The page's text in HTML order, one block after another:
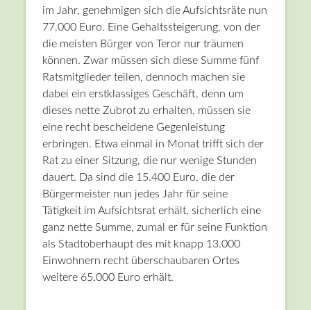
im Jahr, genehmigen sich die Aufsichtsräte nun
77.000 Euro. Eine Gehaltssteigerung, von der
die meisten Bürger von Teror nur träumen
können. Zwar müssen sich diese Summe fünf
Ratsmitglieder teilen, dennoch machen sie
dabei ein erstklassiges Geschäft, denn um
dieses nette Zubrot zu erhalten, müssen sie
eine recht bescheidene Gegenleistung
erbringen. Etwa einmal in Monat trifft sich der
Rat zu einer Sitzung, die nur wenige Stunden
dauert. Da sind die 15.400 Euro, die der
Bürgermeister nun jedes Jahr für seine
Tätigkeit im Aufsichtsrat erhält, sicherlich eine
ganz nette Summe, zumal er für seine Funktion
als Stadtoberhaupt des mit knapp 13.000
Einwohnern recht überschaubaren Ortes
weitere 65.000 Euro erhält.